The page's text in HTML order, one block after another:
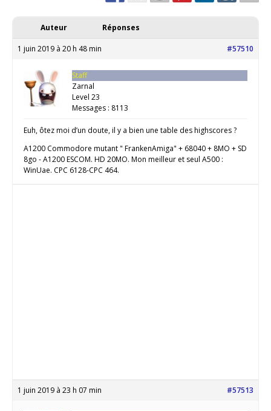
Auteur Réponses
1 juin 2019 à 20 h 48 min #57510
Staff
Zarnal
Level 23
Messages : 8113
Euh, ôtez moi d’un doute, il y a bien une table des highscores ?
A1200 Commodore mutant " FrankenAmiga" + 68040 + 8MO + SD
8go - A1200 ESCOM. HD 20MO. Mon meilleur et seul A500 :
WinUae. CPC 6128-CPC 464.
1 juin 2019 à 23 h 07 min #57513